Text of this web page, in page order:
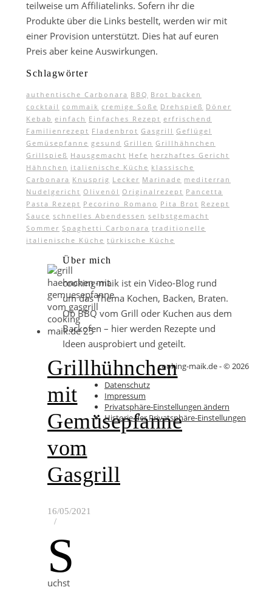
teilweise um Affiliatelinks. Sofern ihr die
Produkte über die Links bestellt, werden wir mit
einer Provision unterstützt. Dies hat auf euren
Preis aber keine Auswirkungen.
Schlagwörter
authentische Carbonara BBQ Brot backen
cocktail commaik cremige Soße Drehspieß Döner
Kebab einfach Einfaches Rezept erfrischend
Familienrezept Fladenbrot Gasgrill Geflügel
Gemüsepfanne gesund Grillen Grillhähnchen
Grillspieß Hausgemacht Hefe herzhaftes Gericht
Hähnchen italienische Küche klassische
Carbonara Knusprig Lecker Marinade mediterran
Nudelgericht Olivenöl Originalrezept Pancetta
Pasta Rezept Pecorino Romano Pita Brot Rezept
Sauce schnelles Abendessen selbstgemacht
Sommer Spaghetti Carbonara traditionelle
italienische Küche türkische Küche
Grillhühnchen
mit
Gemüsepfanne
vom
Gasgrill
16/05/2021
/
S
uchst
Über mich
cooking-maik ist ein Video-Blog rund
um das Thema Kochen, Backen, Braten.
Ob BBQ vom Grill oder Kuchen aus dem
Backofen – hier werden Rezepte und
Ideen ausprobiert und geteilt.
cooking-maik.de - © 2026
Datenschutz
Impressum
Privatsphäre-Einstellungen ändern
Historie der Privatsphäre-Einstellungen